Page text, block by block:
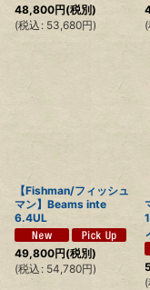
48,800円(税別)
(税込 : 53,680円)
(
【Fishman/フィッシュ
マン】Beams inte
6.4UL
49,800円(税別)
(税込 : 54,780円)
(